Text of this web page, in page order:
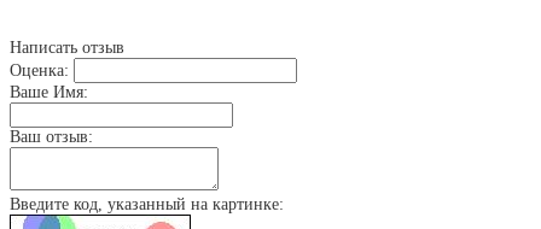
Написать отзыв
Оценка:
Ваше Имя:
Ваш отзыв:
Введите код, указанный на картинке: